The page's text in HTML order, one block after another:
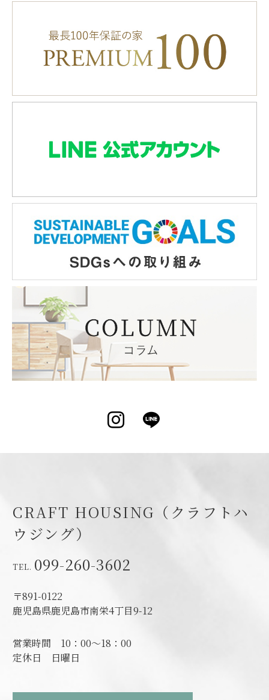
Instagram
CRAFT HOUSING（クラフトハ
ウジング）
099-260-3602
〒891-0122
鹿児島県鹿児島市南栄4丁目9-12
営業時間 10：00～18：00
定休日
日曜日